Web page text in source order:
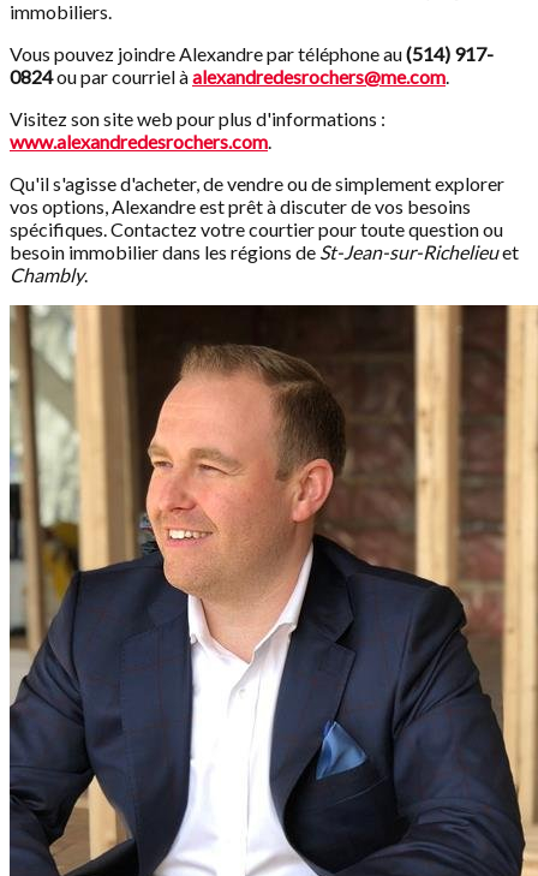
immobiliers.
Vous pouvez joindre Alexandre par téléphone au(514) 917-
0824ou par courriel àalexandredesrochers@me.com.
Visitez son site web pour plus d'informations :
www.alexandredesrochers.com.
Qu'il s'agisse d'acheter, de vendre ou de simplement explorer
vos options, Alexandre est prêt à discuter de vos besoins
spécifiques. Contactez votre courtier pour toute question ou
besoin immobilier dans les régions de St-Jean-sur-Richelieuet
Chambly.